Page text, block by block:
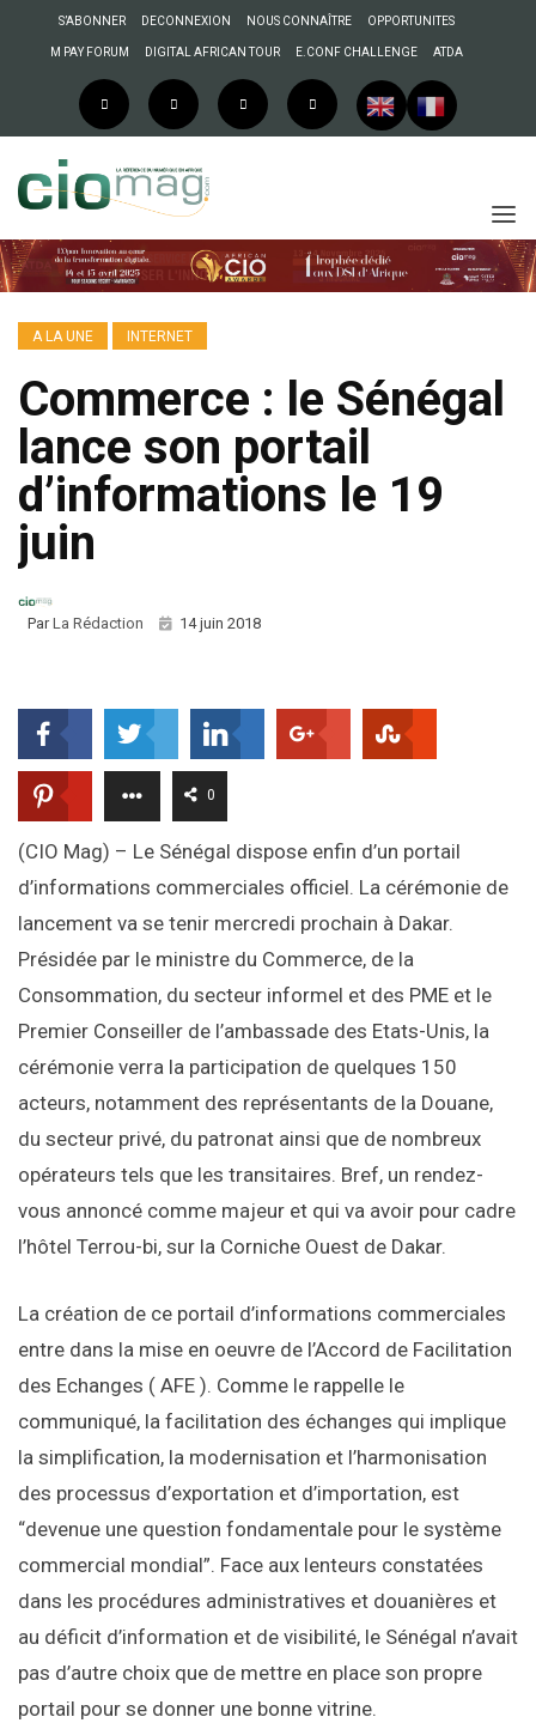
S’ABONNER DECONNEXION NOUS CONNAÎTRE OPPORTUNITES
M PAY FORUM DIGITAL AFRICAN TOUR E.CONF CHALLENGE ATDA
A LA UNE INTERNET
Commerce : le Sénégal
lance son portail
d’informations le 19
juin
ParLa Rédaction 14 juin 2018
0
(CIO Mag) – Le Sénégal dispose enfin d’un portail
d’informations commerciales officiel. La cérémonie de
lancement va se tenir mercredi prochain à Dakar.
Présidée par le ministre du Commerce, de la
Consommation, du secteur informel et des PME et le
Premier Conseiller de l’ambassade des Etats-Unis, la
cérémonie verra la participation de quelques 150
acteurs, notamment des représentants de la Douane,
du secteur privé, du patronat ainsi que de nombreux
opérateurs tels que les transitaires. Bref, un rendez-
vous annoncé comme majeur et qui va avoir pour cadre
l’hôtel Terrou-bi, sur la Corniche Ouest de Dakar.
La création de ce portail d’informations commerciales
entre dans la mise en oeuvre de l’Accord de Facilitation
des Echanges ( AFE ). Comme le rappelle le
communiqué, la facilitation des échanges qui implique
la simplification, la modernisation et l’harmonisation
des processus d’exportation et d’importation, est
“devenue une question fondamentale pour le système
commercial mondial”. Face aux lenteurs constatées
dans les procédures administratives et douanières et
au déficit d’information et de visibilité, le Sénégal n’avait
pas d’autre choix que de mettre en place son propre
portail pour se donner une bonne vitrine.